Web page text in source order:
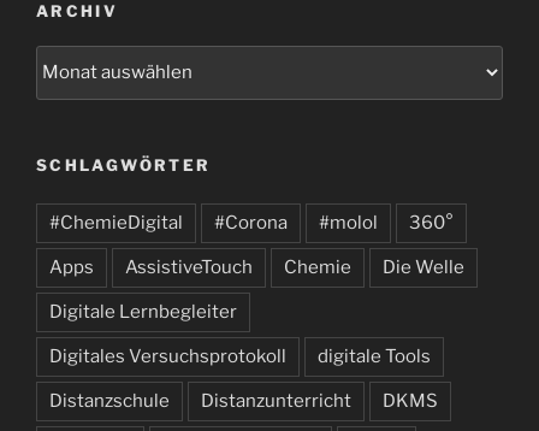
ARCHIV
SCHLAGWÖRTER
#ChemieDigital #Corona #molol 360°
Apps AssistiveTouch Chemie Die Welle
Digitale Lernbegleiter
Digitales Versuchsprotokoll digitale Tools
Distanzschule Distanzunterricht DKMS